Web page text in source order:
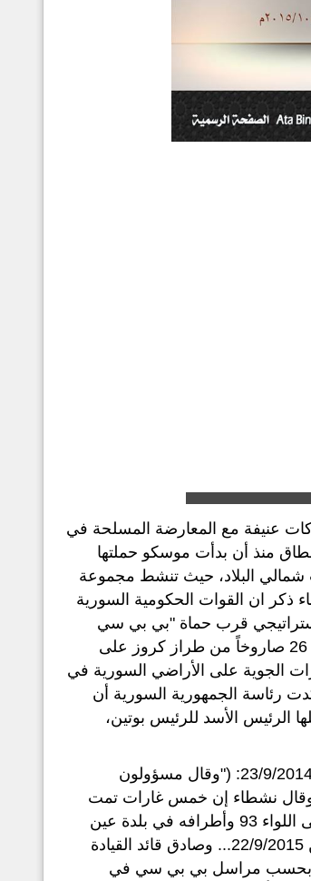
المدعومة بسلاح الجو الروسي أمس السبت 10/10/2015 باشتباكات عنيفة مع المعارضة المسلحة في
منذ أن بدأت موسكو حملتها
شمالي البلاد، حيث تنشط مجموعة
الوطن 10/10/2015)... (وفي هذه الاثناء ذكر ان القوات الحكومية السورية
قرب حماة "بي بي سي
العربية 8/10/2015)... (وقبل ذلك قامت بوارج البحرية الروسية في بحر قزوين "بإطلاق 26 صاروخاً من طراز كروز على
بدأت روسيا بالغارات الجوية على الأراضي السورية في
رئاسة الجمهورية السورية أن
الرئيس الأسد للرئيس بوتين،
وقد سبقت الهجمات الروسية هجماتٌ أمريكية باسم التحالف الأمريكي على سوريا في 23/9/2014: ("وقال مسؤولون
وقال نشطاء إن خمس غارات تمت
على مطار الطبقة العسكري، وثلاث غارات جوية على مدينة تل أبيض، وثلاث غارات على اللواء 93 وأطرافه في بلدة عين
عيسى... وكان الرئيس الأمريكي، باراك أوباما، فوض قواته الجوية بشن الهجمات الاثنين 22/9/2015... وصادق قائد القيادة
بحسب مراسل بي بي سي في